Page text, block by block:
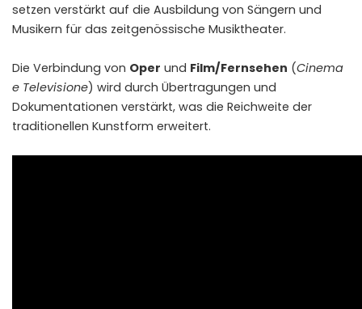
setzen verstärkt auf die Ausbildung von Sängern und
Musikern für das zeitgenössische Musiktheater.
Die Verbindung von Oper und Film/Fernsehen (Cinema
e Televisione) wird durch Übertragungen und
Dokumentationen verstärkt, was die Reichweite der
traditionellen Kunstform erweitert.